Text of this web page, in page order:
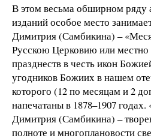
В этом весьма обширном ряду
изданий особое место
Димитрия (Самбикина) –
Русскою Церковию или местно
празднеств в честь икон
угодников Божиих в нашем
которого (12 по месяцам и 2
напечатаны в 1878–1907
Димитрия (Самбикина) –
полноте и многоплановости